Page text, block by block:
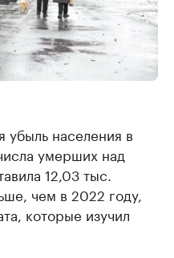
убыль населения в
умерших над
12,03 тыс.
чем в 2022 году,
которые изучил